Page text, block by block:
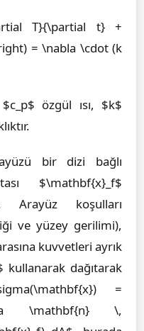
T}{\partial t} +
= \nabla \cdot (k
özgül ısı, $k$
bir dizi bağlı
$\mathbf{x}_f$
Arayüz koşulları
ve yüzey gerilimi),
kuvvetleri ayrık
dağıtarak
=
\mathbf{n} \,